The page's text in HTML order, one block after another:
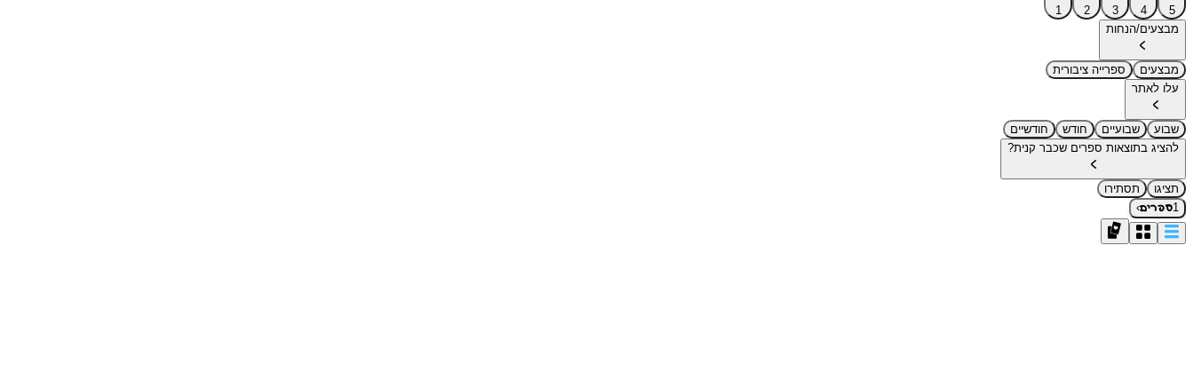
5
4
3
2
1
מבצעים/הנחות
מבצעים
ספרייה ציבורית
עלו לאתר
שבוע שבועיים חודש
חודשיים
להציג בתוצאות ספרים שכבר קנית?
תציגו
תסתירו
1ספרים›